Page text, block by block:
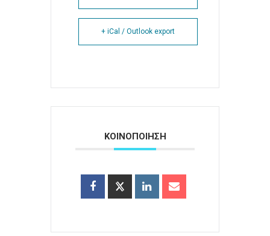
+ iCal / Outlook export
ΚΟΙΝΟΠΟΙΗΣΗ